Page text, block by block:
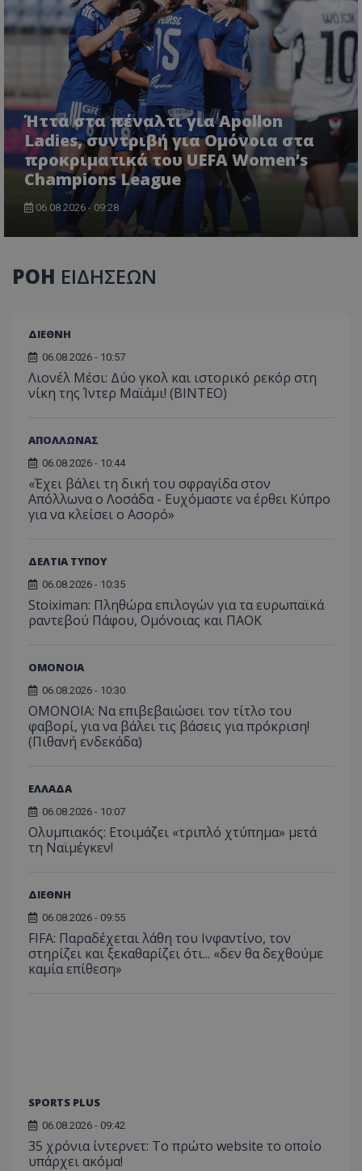
Ήττα στα πέναλτι για Apollon
Ladies, συντριβή για Ομόνοια στα
προκριματικά του UEFA Women’s
Champions League
06.08.2026 - 09:28
ΡΟΗ ΕΙΔΗΣΕΩΝ
ΔΙΕΘΝΗ
06.08.2026 - 10:57
Λιονέλ Μέσι: Δύο γκολ και ιστορικό ρεκόρ στη
νίκη της Ίντερ Μαϊάμι! (ΒΙΝΤΕΟ)
ΑΠΟΛΛΩΝΑΣ
06.08.2026 - 10:44
«Έχει βάλει τη δική του σφραγίδα στον
Απόλλωνα ο Λοσάδα - Ευχόμαστε να έρθει Κύπρο
για να κλείσει ο Ασορό»
ΔΕΛΤΙΑ ΤΥΠΟΥ
06.08.2026 - 10:35
Stoiximan: Πληθώρα επιλογών για τα ευρωπαϊκά
ραντεβού Πάφου, Ομόνοιας και ΠΑΟΚ
ΟΜΟΝΟΙΑ
06.08.2026 - 10:30
ΟΜΟΝΟΙΑ: Να επιβεβαιώσει τον τίτλο του
φαβορί, για να βάλει τις βάσεις για πρόκριση!
(Πιθανή ενδεκάδα)
ΕΛΛΑΔΑ
06.08.2026 - 10:07
Ολυμπιακός: Ετοιμάζει «τριπλό χτύπημα» μετά
τη Ναϊμέγκεν!
ΔΙΕΘΝΗ
06.08.2026 - 09:55
FIFA: Παραδέχεται λάθη του Ινφαντίνο, τον
στηρίζει και ξεκαθαρίζει ότι... «δεν θα δεχθούμε
καμία επίθεση»
SPORTS PLUS
06.08.2026 - 09:42
35 χρόνια ίντερνετ: Το πρώτο website το οποίο
υπάρχει ακόμα!